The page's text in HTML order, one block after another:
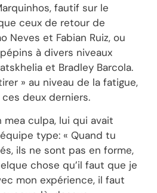
fautif sur le
ceux de retour de
Neves et Fabian Ruiz, ou
à divers niveaux
et Bradley Barcola.
» au niveau de la fatigue,
deux derniers.
mea culpa, lui qui avait
type: « Quand tu
ils ne sont pas en forme,
chose qu’il faut que je
mon expérience, il faut